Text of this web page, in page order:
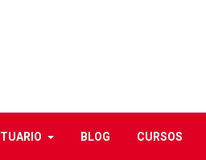
BLOG CURSOS